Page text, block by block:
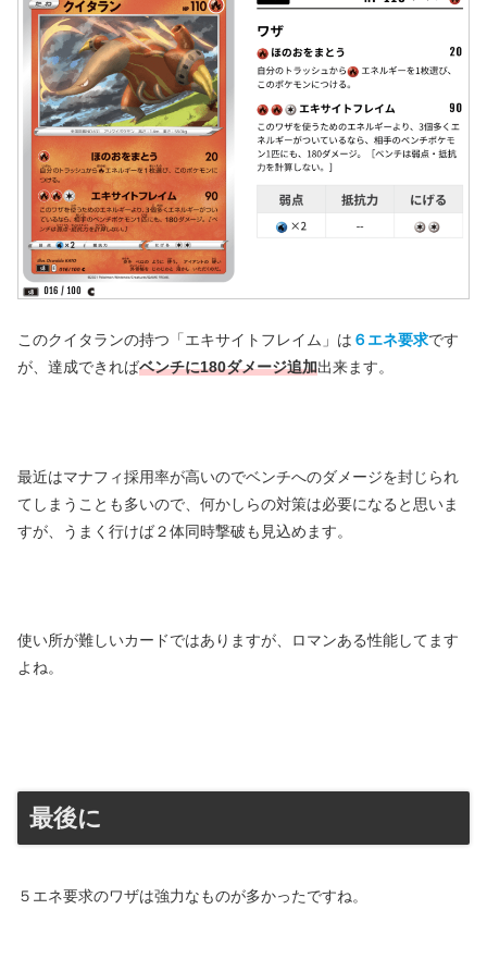
このクイタランの持つ「エキサイトフレイム」は ６エネ要求です
が、達成できればベンチに180ダメージ追加出来ます。
最近はマナフィ採用率が高いのでベンチへのダメージを封じられ
てしまうことも多いので、何かしらの対策は必要になると思いま
すが、うまく行けば２体同時撃破も見込めます。
使い所が難しいカードではありますが、ロマンある性能してます
よね。
最後に
５エネ要求のワザは強力なものが多かったですね。